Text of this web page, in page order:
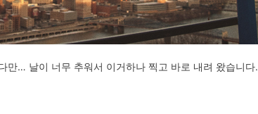
… 날이 너무 추워서 이거하나 찍고 바로 내려 왔습니다.